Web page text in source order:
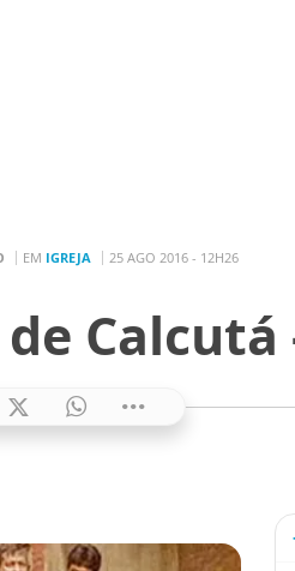
EM IGREJA 25 AGO 2016 - 12H26
Calcutá